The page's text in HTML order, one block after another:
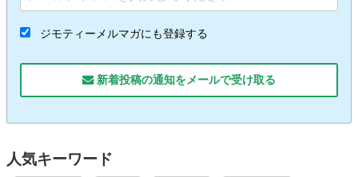
ジモティーメルマガにも登録する
新着投稿の通知をメールで受け取る
人気キーワード